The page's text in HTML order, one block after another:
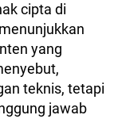
cipta di
yang
teknis, tetapi
jawab